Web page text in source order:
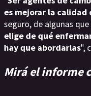
es mejorar la calidad
seguro, de algunas
elige de qué
hay que abordarlas",
Mirá el informe